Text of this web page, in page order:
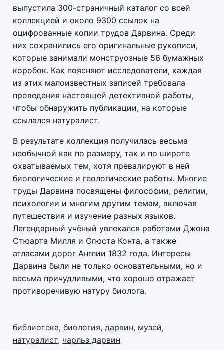
выпустила 300-страничный каталог со всей
коллекцией и около 9300 ссылок на
оцифрованные копии трудов Дарвина. Среди
них сохранились его оригинальные рукописи,
которые занимали монструозные 56 бумажных
коробок. Как поясняют исследователи, каждая
из этих малоизвестных записей требовала
проведения настоящей детективной работы,
чтобы обнаружить публикации, на которые
ссылался натуралист.
В результате коллекция получилась весьма
необычной как по размеру, так и по широте
охватываемых тем, хотя превалируют в ней
биологические и геологические работы. Многие
труды Дарвина посвящены философии, религии,
психологии и многим другим темам, включая
путешествия и изучение разных языков.
Легендарный учёный увлекался работами Джона
Стюарта Милля и Огюста Конта, а также
атласами дорог Англии 1832 года. Интересы
Дарвина были не только основательными, но и
весьма причудливыми, что хорошо отражает
противоречивую натуру биолога.
библиотека, биология, дарвин, музей,
натуралист, чарльз дарвин